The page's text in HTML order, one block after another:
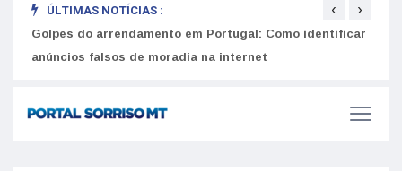
ÚLTIMAS NOTÍCIAS :
Golpes do arrendamento em Portugal: Como identificar
anúncios falsos de moradia na internet
‹ ›